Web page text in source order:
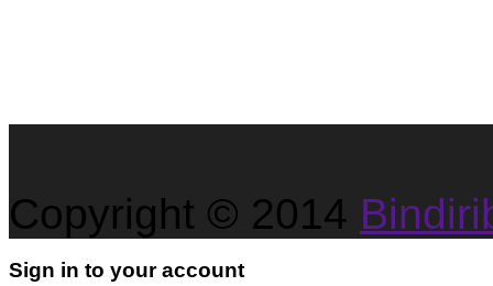
Copyright © 2014
Sign in to your account